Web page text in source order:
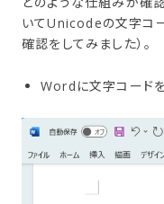
いてUnicodeの文字コ
確認をしてみました）。
Wordに文字コード